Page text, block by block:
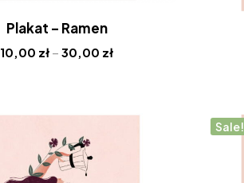
Plakat – Ramen
10,00 zł – 30,00 zł
Sale!